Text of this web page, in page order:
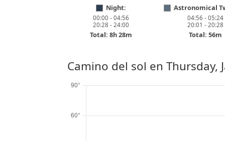
Night:
00:00 - 04:56
20:28 - 24:00
Total: 8h 28m
Astronomical
04:56 - 05:24
20:01 - 20:28
Total: 56m
Camino del sol en Thursday,